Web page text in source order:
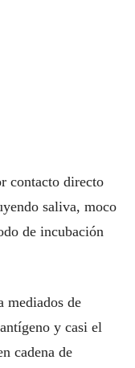
contacto directo
saliva, moco
de incubación
mediados de
y casi el
cadena de